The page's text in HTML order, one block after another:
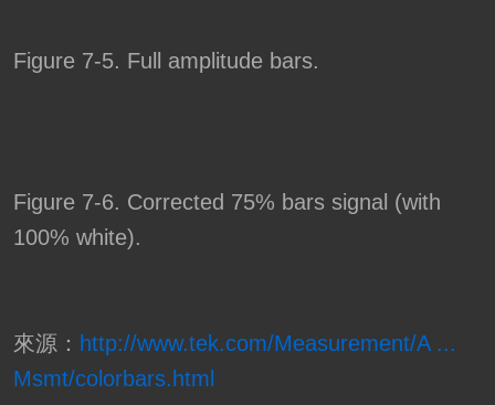
Figure 7-5. Full amplitude bars.
Figure 7-6. Corrected 75% bars signal (with
100% white).
來源： http://www.tek.com/Measurement/A ...
Msmt/colorbars.html